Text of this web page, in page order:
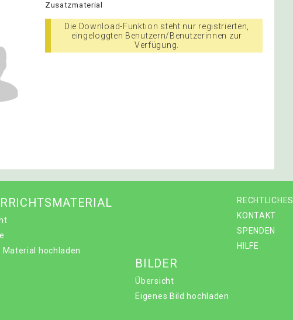
Zusatzmaterial
Die Download-Funktion steht nur registrierten,
eingeloggten Benutzern/Benutzerinnen zur
Verfügung.
RECHTLICHES
KONTAKT
SPENDEN
HILFE
Material hochladen
BILDER
Übersicht
Eigenes Bild hochladen